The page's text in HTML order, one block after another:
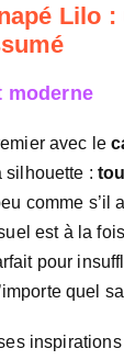
Lilo :
moderne
avec le
silhouette :
comme s’il
est à la
pour
quel